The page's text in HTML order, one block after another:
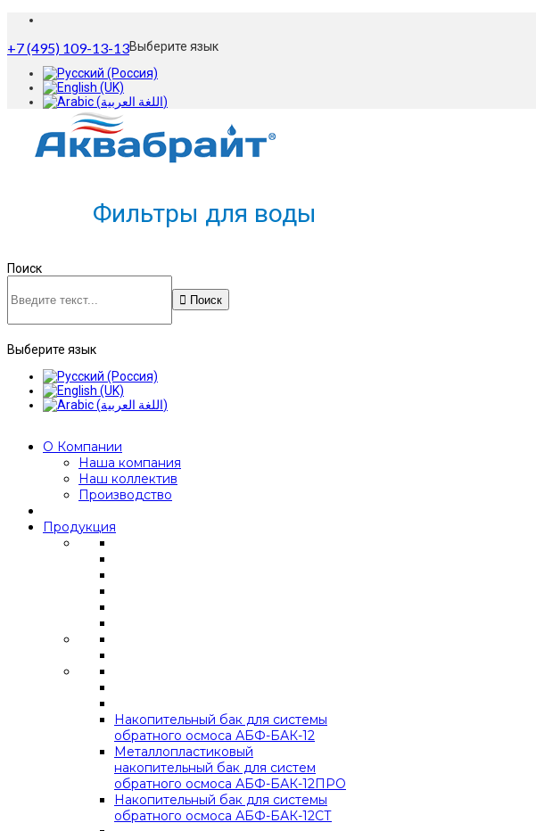
+7 (495) 109-13-13Выберите язык
Фильтры для воды
Поиск
Поиск
Выберите язык
О Компании
Наша компания
Наш коллектив
Производство
Продукция
Накопительный бак для системы
обратного осмоса АБФ-БАК-12
Металлопластиковый
накопительный бак для систем
обратного осмоса АБФ-БАК-12ПРО
Накопительный бак для системы
обратного осмоса АБФ-БАК-12СТ